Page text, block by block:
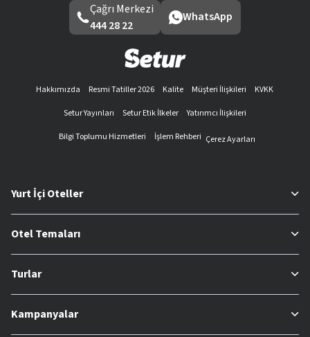
Çağrı Merkezi
444 28 22
WhatsApp
Hakkımızda Resmi Tatiller 2026 Kalite Müşteri İlişkileri
KVKK
Setur Yayınları
Setur Etik İlkeler
Yatırımcı İlişkileri
Bilgi Toplumu Hizmetleri
İşlem Rehberi Çerez Ayarları
Yurt İçi Oteller
Otel Temaları
Turlar
Kampanyalar